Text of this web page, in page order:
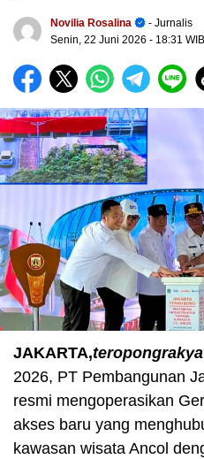
Novilia Rosalina
- Jurnalis
Senin, 22 Juni 2026 - 18:31 WIB
JAKARTA,
2026, PT Pembangunan
resmi mengoperasikan
akses baru yang
kawasan wisata Ancol